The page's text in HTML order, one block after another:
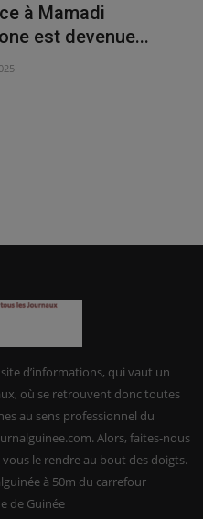
à Mamadi
est devenue...
d’informations, qui vaut un
où se retrouvent donc toutes
au sens professionnel du
Alors, faites-nous
le rendre au bout des doigts.
à 50m du carrefour
de Guinée